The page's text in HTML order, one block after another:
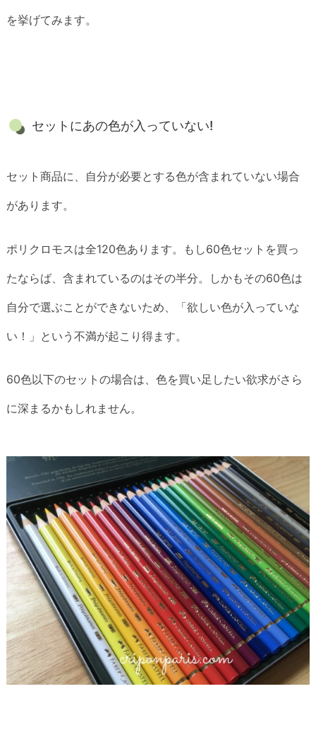
を挙げてみます。
セットにあの色が入っていない!
セット商品に、自分が必要とする色が含まれていない場合
があります。
ポリクロモスは全120色あります。もし60色セットを買っ
たならば、含まれているのはその半分。しかもその60色は
自分で選ぶことができないため、「欲しい色が入っていな
い！」という不満が起こり得ます。
60色以下のセットの場合は、色を買い足したい欲求がさら
に深まるかもしれません。